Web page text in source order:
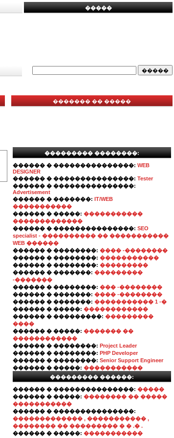
�����
������� �� �����
��������� ��������:
������ � ���������������: WEB
DESIGNER
������ � ���������������: Tester
������ � ���������������:
Advertisement
������ � �������: IT/WEB
�����������
������ � �����: �����������
�������������
������ � ���������������: SEO
specialist - ���������� �� �����������
WEB ������
������ � ��������: ���� -��������
������ � ��������: �����������
������ � ��������: ���������
������ � �������: ���������
-�������
������ � ��������: ��� -��������
������ � �������: ���� -��������
������ � �������: ����������� 1 -�
������ � �����: ������������
������ � ���������: ���������
����
������ � �����: ������� ��
������������
������ � ��������: Project Leader
������ � ��������: PHP Developer
������ � ��������: Senior Support Engineer
������ � �����: �����������
��������� ������:
������ � ���������������: �����
������ � �����: �������� �� �����
�����������
������ � ���������������:
������������� , ����������� ,
�������� �� ��������� � � .� .
������ � �����: �����������